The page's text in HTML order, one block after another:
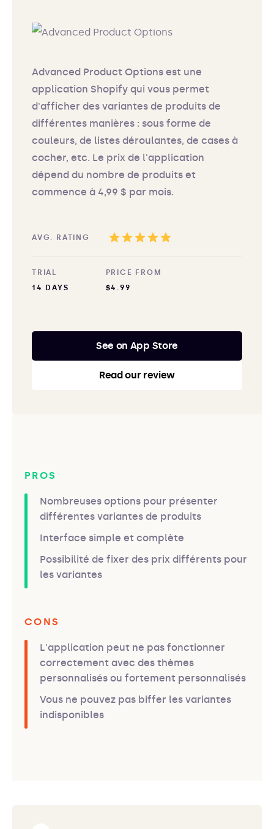
Advanced Product Options est une
application Shopify qui vous permet
d'afficher des variantes de produits de
différentes manières : sous forme de
couleurs, de listes déroulantes, de cases à
cocher, etc. Le prix de l'application
dépend du nombre de produits et
commence à 4,99 $ par mois.
AVG. RATING
TRIAL
14 DAYS
PRICE FROM
$4.99
See on App Store
Read our review
PROS
Nombreuses options pour présenter
différentes variantes de produits
Interface simple et complète
Possibilité de fixer des prix différents pour
les variantes
CONS
L'application peut ne pas fonctionner
correctement avec des thèmes
personnalisés ou fortement personnalisés
Vous ne pouvez pas biffer les variantes
indisponibles